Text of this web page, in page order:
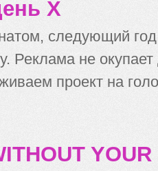
X
следующий
Реклама не
проект на